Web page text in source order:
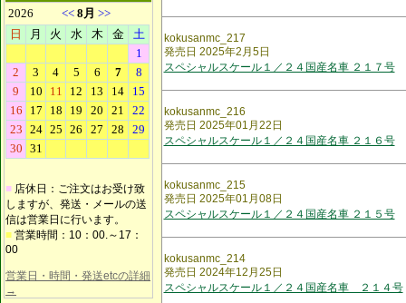
■ 店休日：ご注文はお受け致
しますが、発送・メールの送
信は営業日に行います。
■ 営業時間：10：00.～17：
00
営業日・時間・発送etcの詳細
→
kokusanmc_217
発売日 2025年2月5日
スペシャルスケール１／２４国産名車 ２１７号
kokusanmc_216
発売日 2025年01月22日
スペシャルスケール１／２４国産名車 ２１６号
kokusanmc_215
発売日 2025年01月08日
スペシャルスケール１／２４国産名車 ２１５号
kokusanmc_214
発売日 2024年12月25日
スペシャルスケール１／２４国産名車 ２１４号